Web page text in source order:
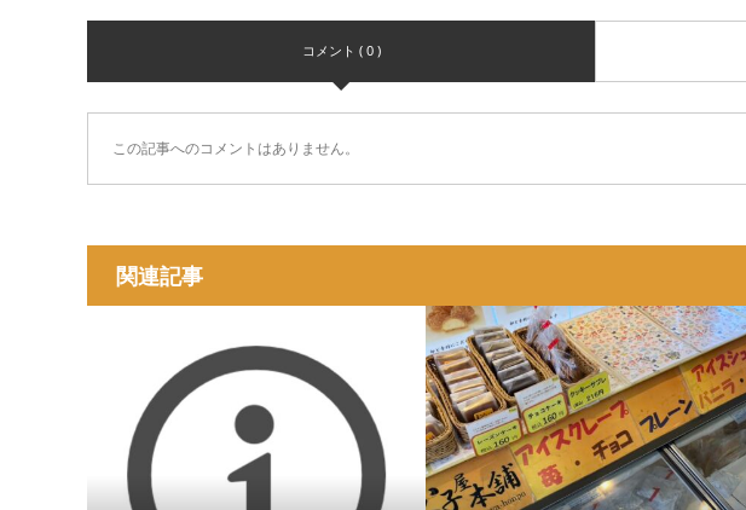
コメント ( 0 )
この記事へのコメントはありません。
関連記事